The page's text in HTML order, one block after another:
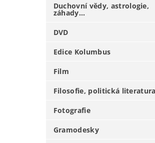
Duchovní vědy, astrologie,
záhady...
DVD
Edice Kolumbus
Film
Filosofie, politická literatura
Fotografie
Gramodesky